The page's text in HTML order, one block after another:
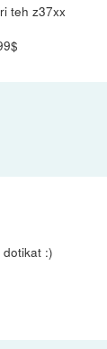
teh z37xx
:)